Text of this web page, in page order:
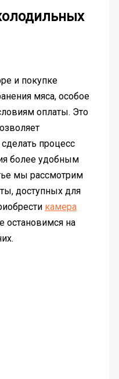
и покупке
мяса, особое
оплаты. Это
процесс
более удобным
мы рассмотрим
доступных для
камера
остановимся на